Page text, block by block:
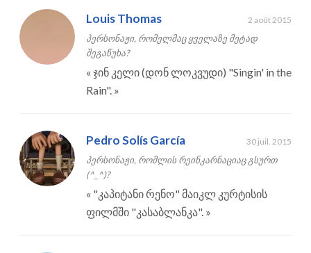
Louis Thomas 2 août 2015
პერსონაჟი, რომელმაც ყველაზე მეტად
შეგაწუხა?
« ჯინ კელი (დონ ლოკვუდი) "Singin' in the
Rain". »
Pedro Solís García 30 juil. 2015
პერსონაჟი, რომლის რეინკარნაციაც გსურთ
(^_^)?
« "კაპიტანი რენო" მაიკლ კურტისის
ფილმში "კასაბლანკა". »